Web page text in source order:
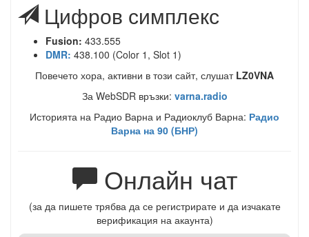
Цифров симплекс
Fusion: 433.555
DMR: 438.100 (Color 1, Slot 1)
Повечето хора, активни в този сайт, слушат LZ0VNA
За WebSDR връзки: varna.radio
Историята на Радио Варна и Радиоклуб Варна: Радио
Варна на 90 (БНР)
Онлайн чат
(за да пишете трябва да се регистрирате и да изчакате
верификация на акаунта)
Весели празници на всички. Живи, здрави и много
щастливи.
Acho 01/01/20261:46 AM
Честита новата година.
Честита нова година!!!!!!!
Acho
Ей, тръгна сайта. След толкова време в неизвестност.